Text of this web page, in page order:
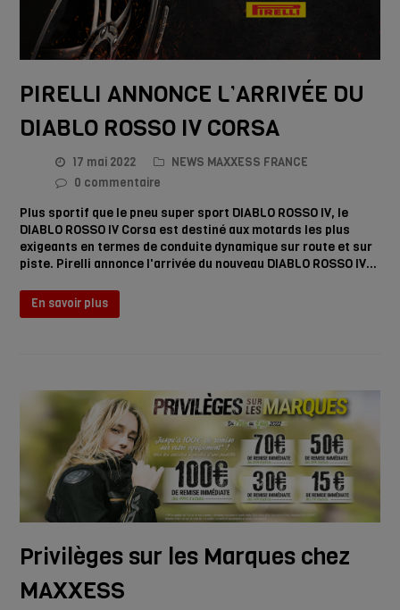
PIRELLI ANNONCE L’ARRIVÉE DU
DIABLO ROSSO IV CORSA
17 mai 2022
NEWS MAXXESS FRANCE
0 commentaire
Plus sportif que le pneu super sport DIABLO ROSSO IV, le
DIABLO ROSSO IV Corsa est destiné aux motards les plus
exigeants en termes de conduite dynamique sur route et sur
piste. Pirelli annonce l'arrivée du nouveau DIABLO ROSSO IV…
En savoir plus
Privilèges sur les Marques chez
MAXXESS